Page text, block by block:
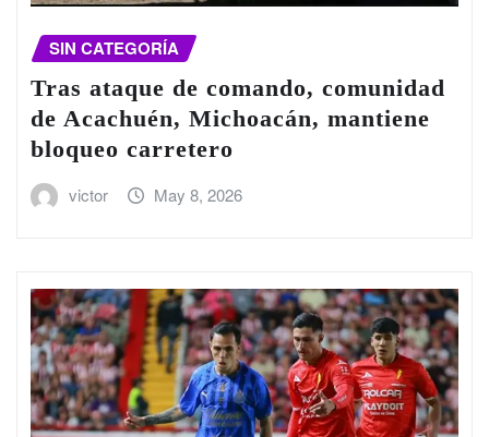
SIN CATEGORÍA
Tras ataque de comando, comunidad
de Acachuén, Michoacán, mantiene
bloqueo carretero
victor May 8, 2026